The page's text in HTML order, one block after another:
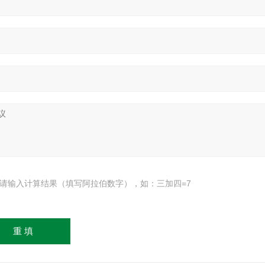
请输入计算结果（填写阿拉伯数字），如：三加四=7